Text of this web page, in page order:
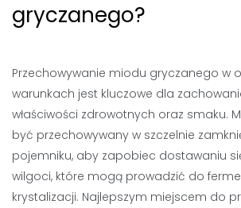
gryczanego?
Przechowywanie miodu gryczanego w
warunkach jest kluczowe dla
właściwości zdrowotnych oraz smaku.
być przechowywany w szczelnie
pojemniku, aby zapobiec dostawaniu
wilgoci, które mogą prowadzić do
krystalizacji. Najlepszym miejscem do